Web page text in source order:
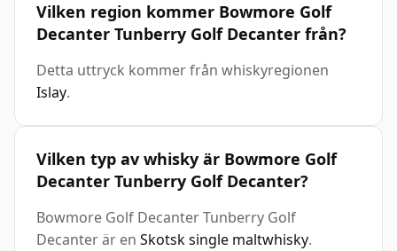
Vilken region kommer Bowmore Golf
Decanter Tunberry Golf Decanter från?
Detta uttryck kommer från whiskyregionen
Islay.
Vilken typ av whisky är Bowmore Golf
Decanter Tunberry Golf Decanter?
Bowmore Golf Decanter Tunberry Golf
Decanter är en Skotsk single maltwhisky.